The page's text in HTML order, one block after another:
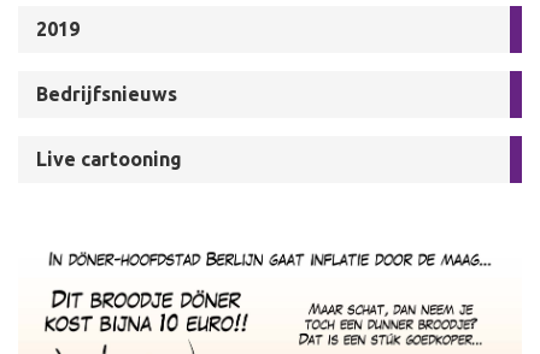
2019
Bedrijfsnieuws
Live cartooning